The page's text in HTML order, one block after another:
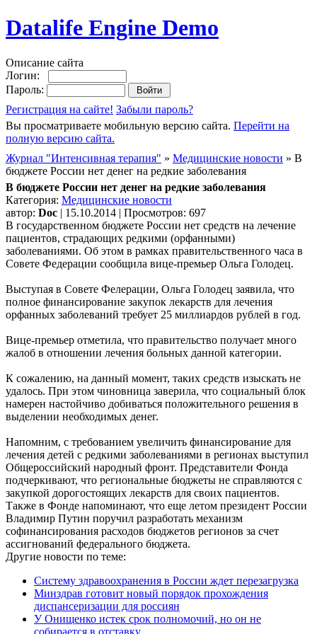
Datalife Engine Demo
Описание сайта
Логин:
Пароль:
Регистрация на сайте! Забыли пароль?
Вы просматриваете мобильную версию сайта. Перейти на
полную версию сайта.
Журнал "Интенсивная терапия" » Медицинские новости » В
бюджете России нет денег на редкие заболевания
В бюджете России нет денег на редкие заболевания
Категория: Медицинские новости
автор: Doc | 15.10.2014 | Просмотров: 697
В государственном бюджете России нет средств на лечение
пациентов, страдающих редкими (орфанными)
заболеваниями. Об этом в рамках правительственного часа в
Совете Федерации сообщила вице-премьер Ольга Голодец.
Выступая в Совете Фелерации, Ольга Голодец заявила, что
полное финансирование закупок лекарств для лечения
орфанных заболеваний требует 25 миллиардов рублей в год.
Вице-премьер отметила, что правительство получает много
жалоб в отношении лечения больных данной категории.
К сожалению, на данный момент, таких средств изыскать не
удалось. При этом чиновница заверила, что социальный блок
намерен настойчиво добиваться положительного решения в
выделении необходимых денег.
Напомним, с требованием увеличить финансирование для
лечения детей с редкими заболеваниями в регионах выступил
Общероссийский народный фронт. Представители Фонда
подчеркивают, что региональные бюджеты не справляются с
закупкой дорогостоящих лекарств для своих пациентов.
Также в Фонде напоминают, что еще летом президент России
Владимир Путин поручил разработать механизм
софинансирования расходов бюджетов регионов за счет
ассигнований федерального бюджета.
Другие новости по теме:
Систему здравоохранения в России ждет перезагрузка
Минздрав готовит новый порядок прохождения
диспансеризации для россиян
У Онищенко истек срок полномочий, но он не
собирается в отставку